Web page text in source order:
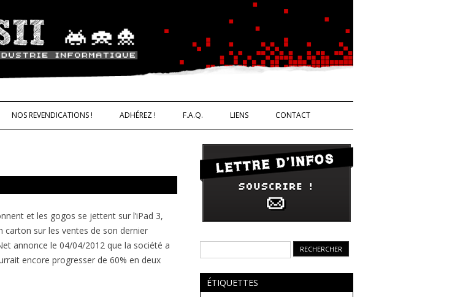
CNT – Solidarité Ouvrière
NOS REVENDICATIONS ! ADHÉREZ ! F.A.Q. LIENS CONTACT
et les gogos se jettent sur l’iPad 3,
carton sur les ventes de son dernier
annonce le 04/04/2012 que la société a
encore progresser de 60% en deux
ÉTIQUETTES